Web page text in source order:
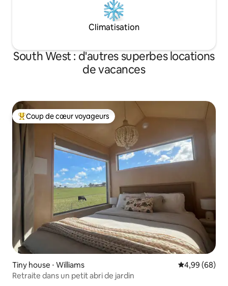
Climatisation
South West : d'autres superbes locations
de vacances
Coups de cœur voyageurs les plus appréciés
Coup de cœur voyageurs
Tiny house ⋅ Williams Évaluation
4,99 (68)
Retraite dans un petit abri de jardin